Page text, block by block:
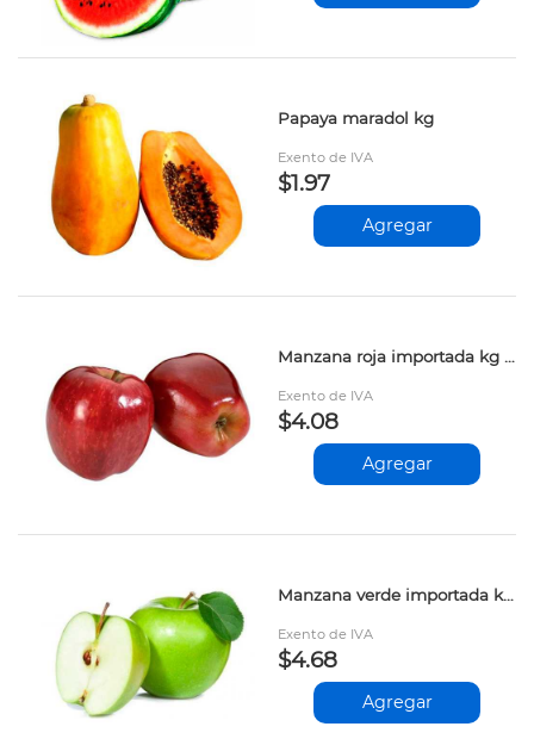
Papaya maradol kg
Exento de IVA
$1.97
Agregar
Manzana roja importada kg xx
Exento de IVA
$4.08
Agregar
Manzana verde importada kg xx
Exento de IVA
$4.68
Agregar